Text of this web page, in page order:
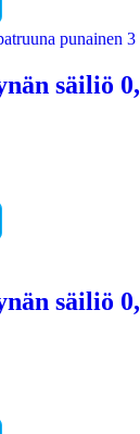
säiliö
säiliö